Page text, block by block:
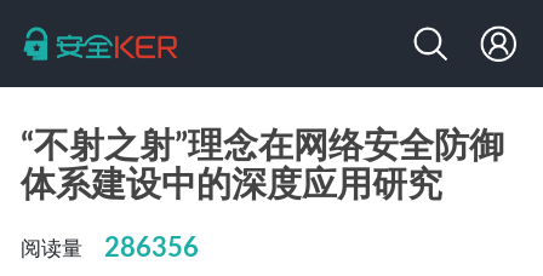
“不射之射”理念在网络安全防御
体系建设中的深度应用研究
阅读量 286356